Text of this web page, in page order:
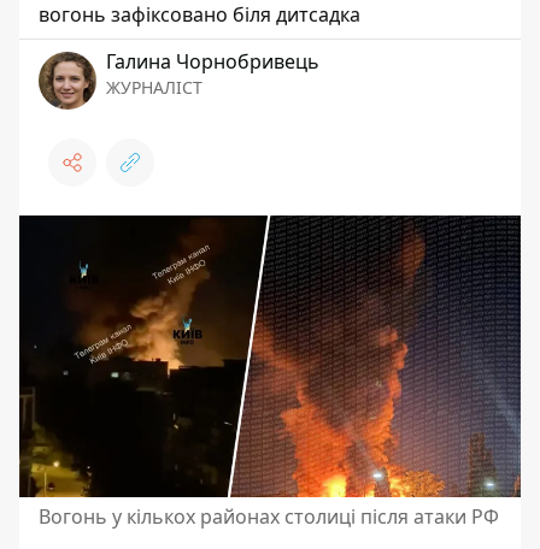
вогонь зафіксовано біля дитсадка
Галина Чорнобривець
ЖУРНАЛІСТ
Вогонь у кількох районах столиці після атаки РФ